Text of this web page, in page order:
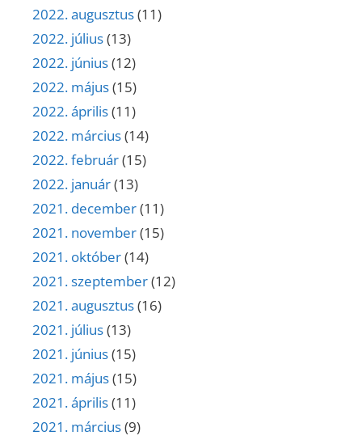
2022. augusztus(11)
2022. július(13)
2022. június(12)
2022. május(15)
2022. április(11)
2022. március(14)
2022. február(15)
2022. január(13)
2021. december(11)
2021. november(15)
2021. október(14)
2021. szeptember(12)
2021. augusztus(16)
2021. július(13)
2021. június(15)
2021. május(15)
2021. április(11)
2021. március(9)